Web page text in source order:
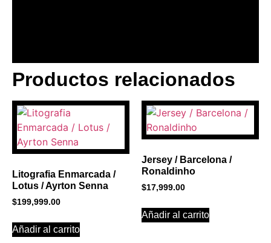
BANNER CON
PROMOCIONES 1
Click Here
Productos relacionados
Litografia Enmarcada /
Lotus / Ayrton Senna
$199,999.00
Añadir al carrito
Jersey / Barcelona /
Ronaldinho
$17,999.00
Añadir al carrito